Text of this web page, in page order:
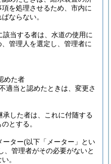
を処理させるため、市内に
ならない。
該当する者は、水道の使用に
管理人を選定し、管理者に
めた者
適当と認めたときは、変更さ
した者は、これに付随する
とする。
ーター(以下「メーター」とい
、管理者がその必要がないと
。